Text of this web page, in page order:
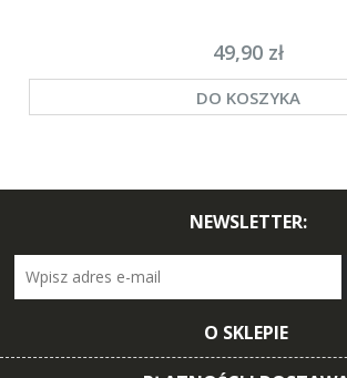
49,90 zł
DO KOSZYKA
NEWSLETTER:
O SKLEPIE